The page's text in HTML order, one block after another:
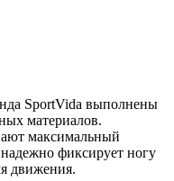
SportVida выполнены
материалов.
максимальный
фиксирует ногу
движения.